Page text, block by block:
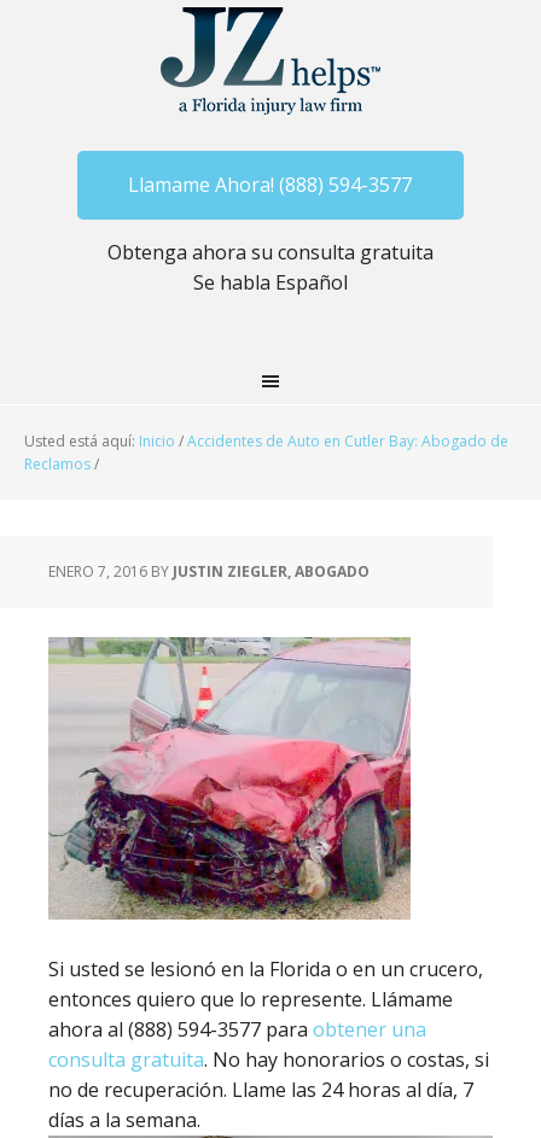
Llamame Ahora! (888) 594-3577
Obtenga ahora su consulta gratuita
Se habla Español
Usted está aquí: Inicio /Accidentes de Auto en Cutler Bay: Abogado de
Reclamos/
ENERO 7, 2016 BY JUSTIN ZIEGLER, ABOGADO
Si usted se lesionó en la Florida o en un crucero,
entonces quiero que lo represente. Llámame
ahora al (888) 594-3577 para obtener una
consulta gratuita. No hay honorarios o costas, si
no de recuperación. Llame las 24 horas al día, 7
días a la semana.